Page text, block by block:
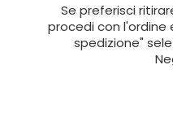
Se preferisci
procedi con l'ordine
spedizione"